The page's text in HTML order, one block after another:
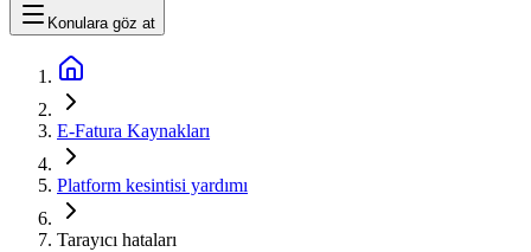
Konulara göz at
E-Fatura Kaynakları
Platform kesintisi yardımı
Tarayıcı hataları